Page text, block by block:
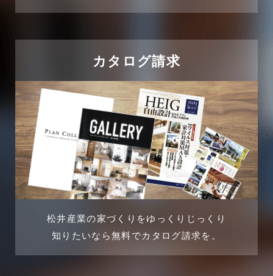
住宅に関するよくある質問
商品情報
土地に関するよくある質問
土地活用事例
売買物件
2024年9月
2024年7月
2024年6月
2024年5月
2024年4月
2024年2月
カタログ請求
松井産業の家づくりをゆっくりじっくり
知りたいなら無料でカタログ請求を。